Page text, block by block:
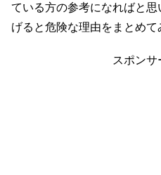
ている方の参考になればと
げると危険な理由をまとめて
スポンサ